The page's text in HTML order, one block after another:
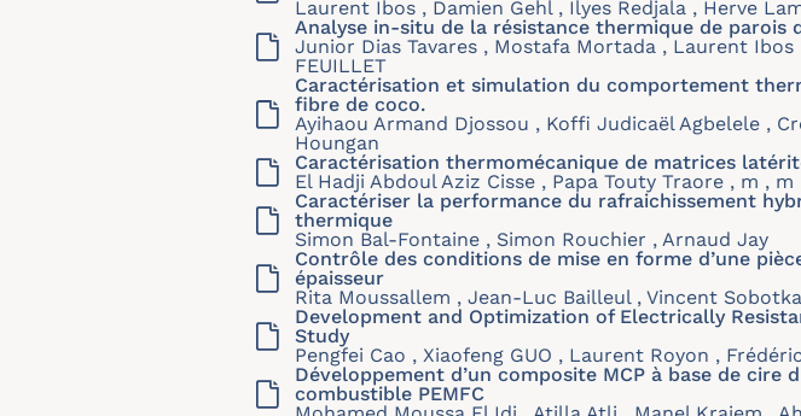
Laurent Ibos , Damien Gehl , Ilyes Redjala , Herve
Analyse in-situ de la résistance thermique de parois
Junior Dias Tavares , Mostafa Mortada , Laurent
FEUILLET
Caractérisation et simulation du comportement
fibre de coco.
Ayihaou Armand Djossou , Koffi Judicaël Agbelele ,
Houngan
Caractérisation thermomécanique de matrices
El Hadji Abdoul Aziz Cisse , Papa Touty Traore , m , m
Caractériser la performance du rafraichissement
thermique
Simon Bal-Fontaine , Simon Rouchier , Arnaud Jay
Contrôle des conditions de mise en forme d’une
épaisseur
Rita Moussallem , Jean-Luc Bailleul , Vincent Sobotka
Development and Optimization of Electrically
Study
Pengfei Cao , Xiaofeng GUO , Laurent Royon ,
Développement d’un composite MCP à base de
combustible PEMFC